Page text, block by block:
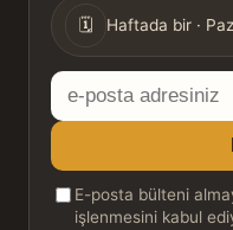
🗓 Haftada bir ·
E-
posta
adresiniz
E-posta bülteni
işlenmesini kabul